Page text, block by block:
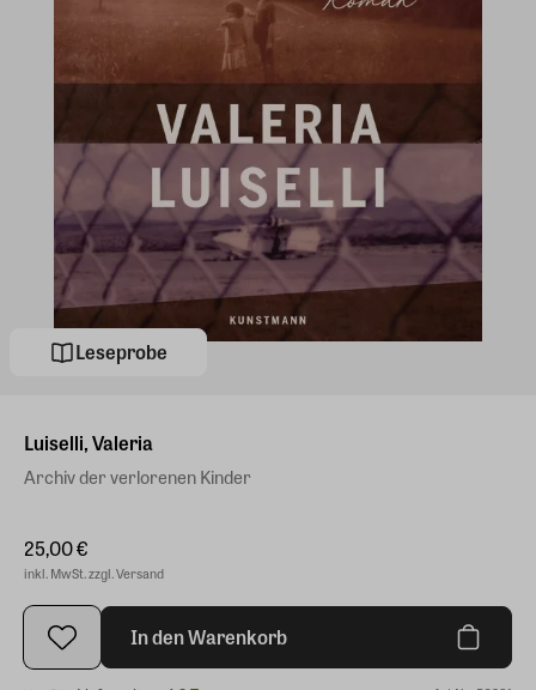
Leseprobe
Luiselli, Valeria
Archiv der verlorenen Kinder
25,00 €
inkl. MwSt. zzgl. Versand
In den Warenkorb